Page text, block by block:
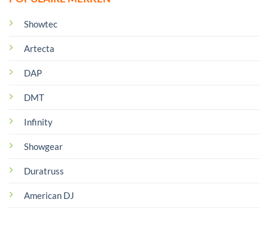
Showtec
Artecta
DAP
DMT
Infinity
Showgear
Duratruss
American DJ